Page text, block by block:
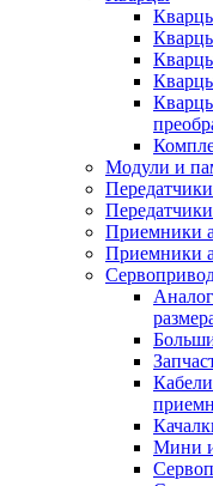
Модули и
Приемники
Приемники
Мини